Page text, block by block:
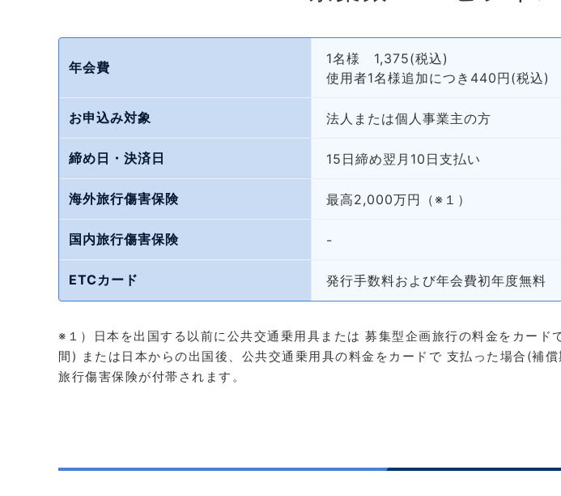
年会費
1名様 1,375(税込)
使用者1名様追加につき440円(税込)
お申込み対象 法人または個人事業主の方
締め日・決済日 15日締め翌月10日支払い
海外旅行傷害保険 最高2,000万円（※１）
国内旅行傷害保険 -
ETCカード 発行手数料および年会費初年度無料
※１）日本を出国する以前に公共交通乗用具または 募集型企画旅行の料金をカー
間) または日本からの出国後、公共交通乗用具の料金をカードで 支払った場合(補
旅行傷害保険が付帯されます。